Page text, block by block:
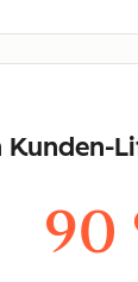
Kunden-
90